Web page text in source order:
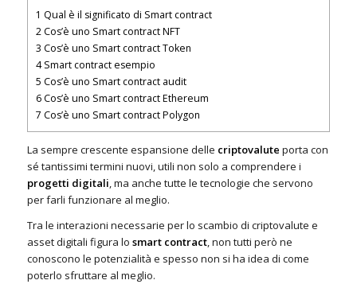
1 Qual è il significato di Smart contract
2Cos’è uno Smart contract NFT
3 Cos’è uno Smart contract Token
4Smart contract esempio
5 Cos’è uno Smart contract audit
6Cos’è uno Smart contract Ethereum
7 Cos’è uno Smart contract Polygon
La sempre crescente espansione delle criptovalute porta con
sé tantissimi termini nuovi, utili non solo a comprendere i
progetti digitali, ma anche tutte le tecnologie che servono
per farli funzionare al meglio.
Tra le interazioni necessarie per lo scambio di criptovalute e
asset digitali figura lo smart contract, non tutti però ne
conoscono le potenzialità e spesso non si ha idea di come
poterlo sfruttare al meglio.